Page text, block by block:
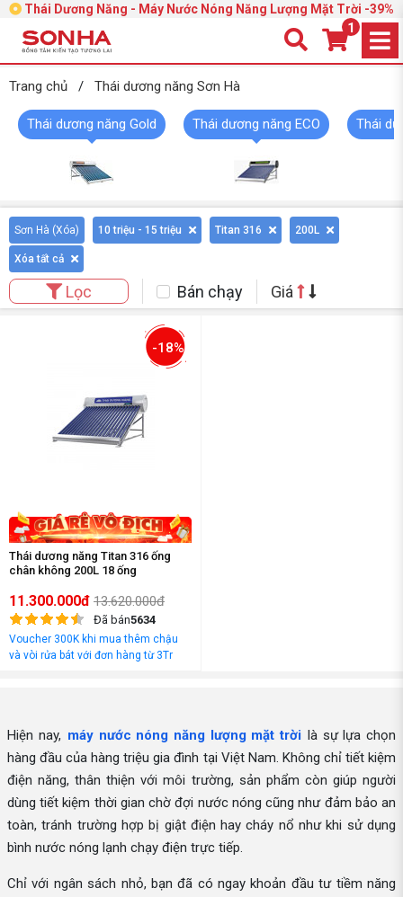
Thái Dương Năng - Máy Nước Nóng Năng Lượng Mặt Trời -39%
1
Trang chủ / Thái dương năng Sơn Hà
Thái dương năng Gold Thái dương năng ECO Thái
Sơn Hà (Xóa) 10 triệu - 15 triệu Titan 316 200L
Xóa tất cả
Lọc Bán chạy Giá
-18%
Thái dương năng Titan 316 ống
chân không 200L 18 ống
11.300.000đ 13.620.000đ
Đã bán5634
Voucher 300K khi mua thêm chậu
và vòi rửa bát với đơn hàng từ 3Tr
Hiện nay, máy nước nóng năng lượng mặt trời là sự lựa chọn
hàng đầu của hàng triệu gia đình tại Việt Nam. Không chỉ tiết kiệm
điện năng, thân thiện với môi trường, sản phẩm còn giúp người
dùng tiết kiệm thời gian chờ đợi nước nóng cũng như đảm bảo an
toàn, tránh trường hợp bị giật điện hay cháy nổ như khi sử dụng
bình nước nóng lạnh chạy điện trực tiếp.
Chỉ với ngân sách nhỏ, bạn đã có ngay khoản đầu tư tiềm năng